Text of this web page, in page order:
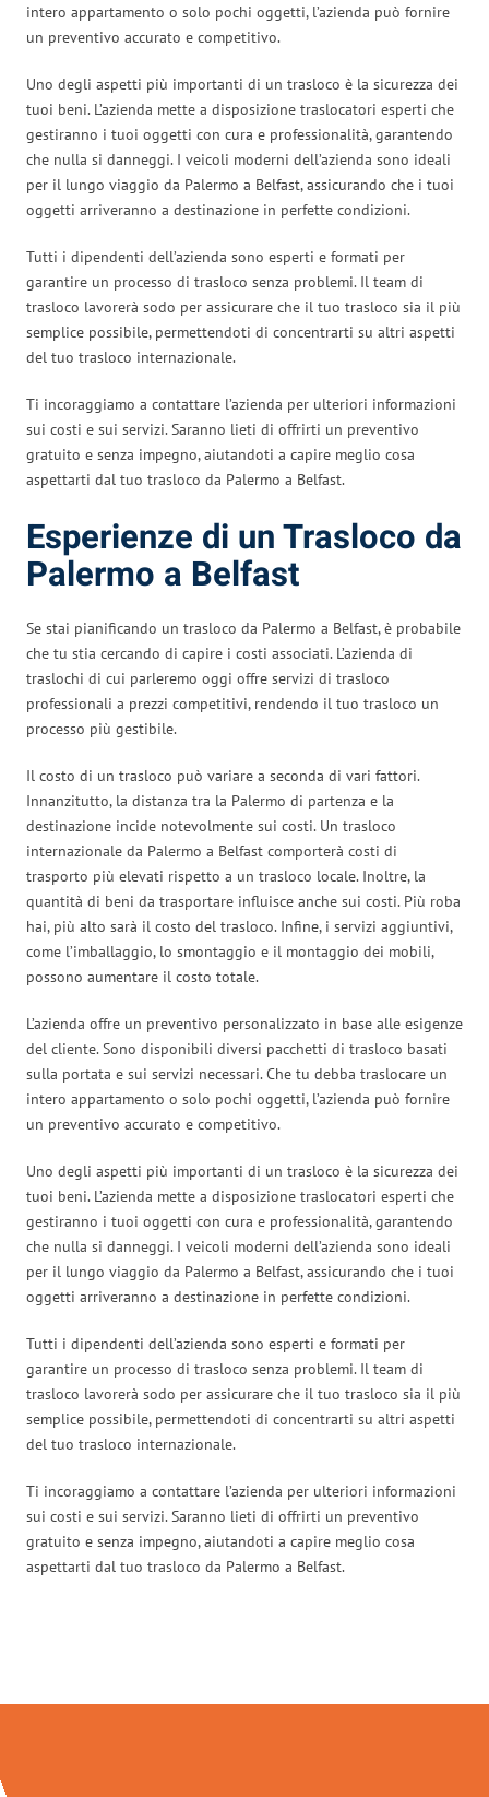
intero appartamento o solo pochi oggetti, l’azienda può fornire
un preventivo accurato e competitivo.
Uno degli aspetti più importanti di un trasloco è la sicurezza dei
tuoi beni. L’azienda mette a disposizione traslocatori esperti che
gestiranno i tuoi oggetti con cura e professionalità, garantendo
che nulla si danneggi. I veicoli moderni dell’azienda sono ideali
per il lungo viaggio da Palermo a Belfast, assicurando che i tuoi
oggetti arriveranno a destinazione in perfette condizioni.
Tutti i dipendenti dell’azienda sono esperti e formati per
garantire un processo di trasloco senza problemi. Il team di
trasloco lavorerà sodo per assicurare che il tuo trasloco sia il più
semplice possibile, permettendoti di concentrarti su altri aspetti
del tuo trasloco internazionale.
Ti incoraggiamo a contattare l’azienda per ulteriori informazioni
sui costi e sui servizi. Saranno lieti di offrirti un preventivo
gratuito e senza impegno, aiutandoti a capire meglio cosa
aspettarti dal tuo trasloco da Palermo a Belfast.
Esperienze di un Trasloco da
Palermo a Belfast
Se stai pianificando un trasloco da Palermo a Belfast, è probabile
che tu stia cercando di capire i costi associati. L’azienda di
traslochi di cui parleremo oggi offre servizi di trasloco
professionali a prezzi competitivi, rendendo il tuo trasloco un
processo più gestibile.
Il costo di un trasloco può variare a seconda di vari fattori.
Innanzitutto, la distanza tra la Palermo di partenza e la
destinazione incide notevolmente sui costi. Un trasloco
internazionale da Palermo a Belfast comporterà costi di
trasporto più elevati rispetto a un trasloco locale. Inoltre, la
quantità di beni da trasportare influisce anche sui costi. Più roba
hai, più alto sarà il costo del trasloco. Infine, i servizi aggiuntivi,
come l’imballaggio, lo smontaggio e il montaggio dei mobili,
possono aumentare il costo totale.
L’azienda offre un preventivo personalizzato in base alle esigenze
del cliente. Sono disponibili diversi pacchetti di trasloco basati
sulla portata e sui servizi necessari. Che tu debba traslocare un
intero appartamento o solo pochi oggetti, l’azienda può fornire
un preventivo accurato e competitivo.
Uno degli aspetti più importanti di un trasloco è la sicurezza dei
tuoi beni. L’azienda mette a disposizione traslocatori esperti che
gestiranno i tuoi oggetti con cura e professionalità, garantendo
che nulla si danneggi. I veicoli moderni dell’azienda sono ideali
per il lungo viaggio da Palermo a Belfast, assicurando che i tuoi
oggetti arriveranno a destinazione in perfette condizioni.
Tutti i dipendenti dell’azienda sono esperti e formati per
garantire un processo di trasloco senza problemi. Il team di
trasloco lavorerà sodo per assicurare che il tuo trasloco sia il più
semplice possibile, permettendoti di concentrarti su altri aspetti
del tuo trasloco internazionale.
Ti incoraggiamo a contattare l’azienda per ulteriori informazioni
sui costi e sui servizi. Saranno lieti di offrirti un preventivo
gratuito e senza impegno, aiutandoti a capire meglio cosa
aspettarti dal tuo trasloco da Palermo a Belfast.